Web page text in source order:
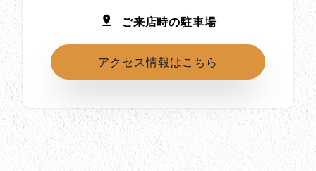
ご来店時の駐車場
アクセス情報はこちら
所在地